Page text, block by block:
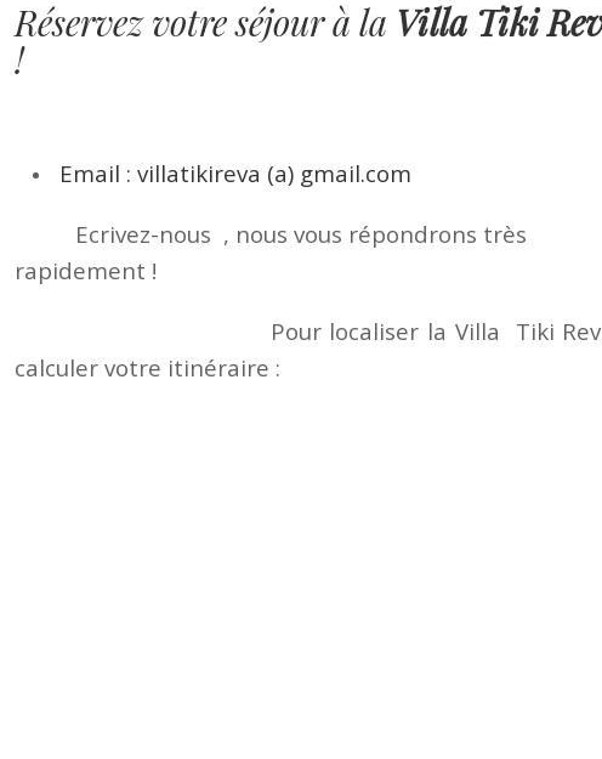
Réservez votre séjour à la Villa Tiki
!
Email : villatikireva (a) gmail.com
Ecrivez-nous , nous vous répondrons très
rapidement !
Pour localiser la Villa Tiki
calculer votre itinéraire :